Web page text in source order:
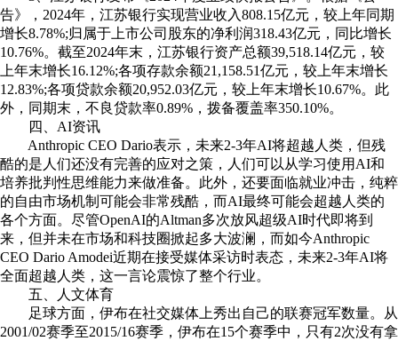
告》，2024年，江苏银行实现营业收入808.15亿元，较上年同期
增长8.78%;归属于上市公司股东的净利润318.43亿元，同比增长
10.76%。截至2024年末，江苏银行资产总额39,518.14亿元，较
上年末增长16.12%;各项存款余额21,158.51亿元，较上年末增长
12.83%;各项贷款余额20,952.03亿元，较上年末增长10.67%。此
外，同期末，不良贷款率0.89%，拨备覆盖率350.10%。
四、AI资讯
Anthropic CEO Dario表示，未来2-3年AI将超越人类，但残
酷的是人们还没有完善的应对之策，人们可以从学习使用AI和
培养批判性思维能力来做准备。此外，还要面临就业冲击，纯粹
的自由市场机制可能会非常残酷，而AI最终可能会超越人类的
各个方面。尽管OpenAI的Altman多次放风超级AI时代即将到
来，但并未在市场和科技圈掀起多大波澜，而如今Anthropic
CEO Dario Amodei近期在接受媒体采访时表态，未来2-3年AI将
全面超越人类，这一言论震惊了整个行业。
五、人文体育
足球方面，伊布在社交媒体上秀出自己的联赛冠军数量。从
2001/02赛季至2015/16赛季，伊布在15个赛季中，只有2次没有拿